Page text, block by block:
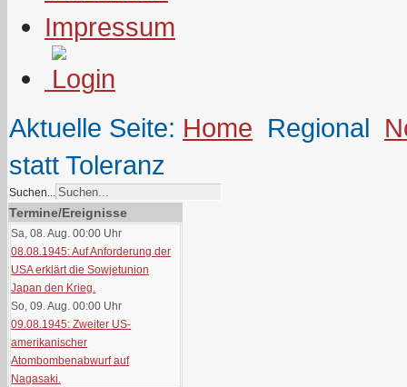
Impressum
Aktuelle Seite: Home Regional
statt Toleranz
Suchen...
Termine/Ereignisse
Sa, 08. Aug. 00:00 Uhr
08.08.1945: Auf Anforderung der
USA erklärt die Sowjetunion
Japan den Krieg.
So, 09. Aug. 00:00 Uhr
09.08.1945: Zweiter US-
amerikanischer
Atombombenabwurf auf
Nagasaki.